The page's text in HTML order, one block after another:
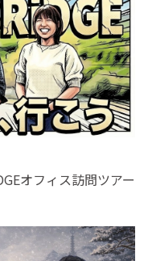
オフィス訪問ツアー